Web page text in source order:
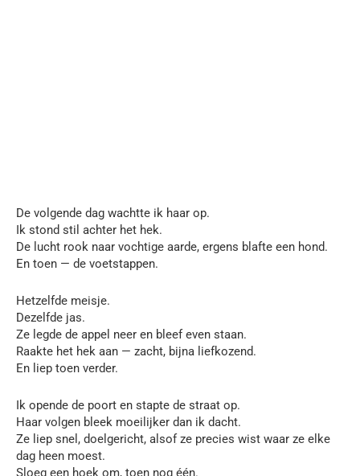
De volgende dag wachtte ik haar op.
Ik stond stil achter het hek.
De lucht rook naar vochtige aarde, ergens blafte een hond.
En toen — de voetstappen.
Hetzelfde meisje.
Dezelfde jas.
Ze legde de appel neer en bleef even staan.
Raakte het hek aan — zacht, bijna liefkozend.
En liep toen verder.
Ik opende de poort en stapte de straat op.
Haar volgen bleek moeilijker dan ik dacht.
Ze liep snel, doelgericht, alsof ze precies wist waar ze elke
dag heen moest.
Sloeg een hoek om, toen nog één.